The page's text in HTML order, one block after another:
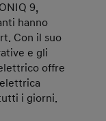
9,
hanno
Con il suo
e gli
offre
i giorni.